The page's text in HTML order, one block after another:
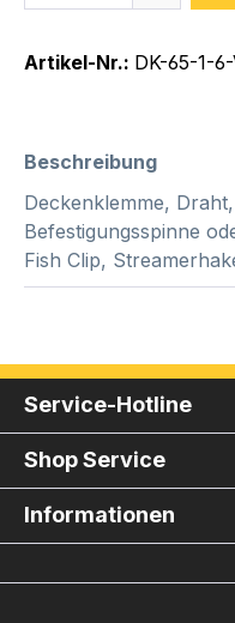
Artikel-Nr.: DK-65-1-
Beschreibung
Deckenklemme,
Befestigungsspinne
Fish Clip,
Service-Hotline
Shop Service
Informationen